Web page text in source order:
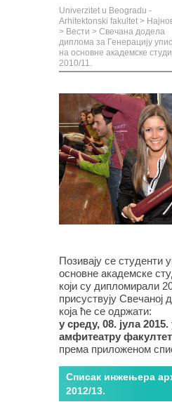
Univerzitet u Beogradu -
Arhitektonski fakultet >
> Вести > Свечана додела
диплома за Генерацију
на основне академске
2010/11.
Позивају се студенти
основне академске
који су дипломирали
присуствују
која ће се одржати:
у среду, 08. јула 2015.
амфитеатру
према приложеном
Списак инжењера
2012/13.